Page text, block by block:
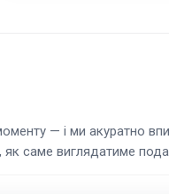
— і ми акуратно
саме виглядатиме